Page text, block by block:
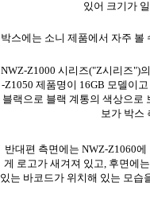
있어 크기가
박스에는 소니 제품에서 자주 볼
NWZ-Z1000 시리즈("Z시리즈")
-Z1050 제품명이 16GB 모델이
블랙으로 블랙 계통의 색상으로
보가 박스
반대편 측면에는 NWZ-Z1060
게 로고가 새겨져 있고, 후면에
있는 바코드가 위치해 있는 모습